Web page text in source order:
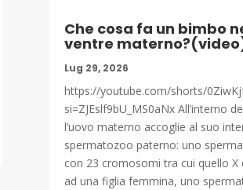
Che cosa fa un bimbo
ventre
Lug 29, 2026
https://youtube.com/shorts/
si=ZJEslf9bU_MS0aNx All’interno
l’uovo materno accoglie al suo
spermatozoo paterno: uno
con 23 cromosomi tra cui quello X
ad una figlia femmina, uno